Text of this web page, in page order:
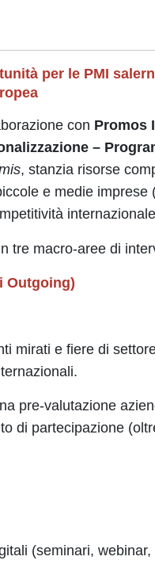
per le PMI
con Promos
–
, stanzia risorse
e medie imprese
tre macro-aree di
Outgoing)
mirati e fiere di
pre-valutazione
di partecipazione
(seminari,